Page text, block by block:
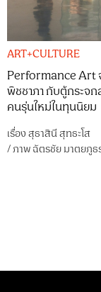
ART+CULTURE
Performance Art
พิชชาภา กับตู้กระจ
คนรุ่นใหม่ในทุนนิยม
เรื่องสุธาสินี สุทธะโส
/ภาพฉัตรชัย มาตยภูธ